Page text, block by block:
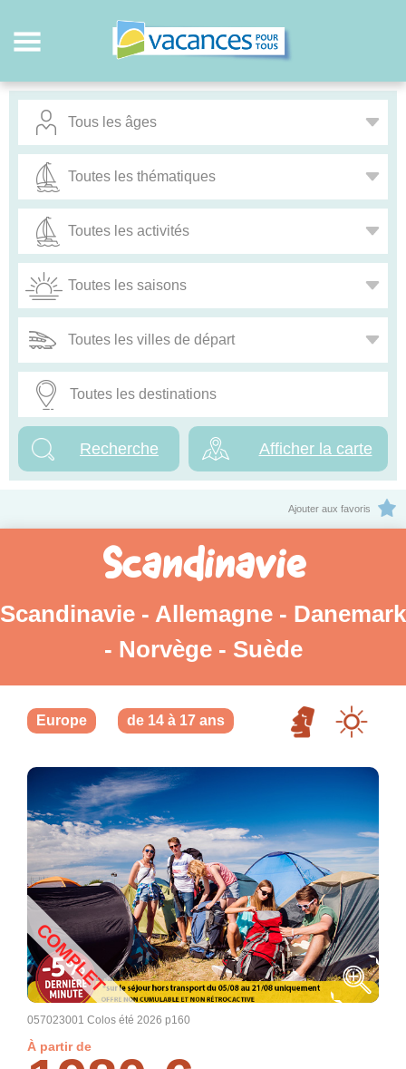
Afficher la carte
Ajouter aux favoris
Scandinavie
Scandinavie - Allemagne - Danemark
- Norvège - Suède
Europe de 14 à 17 ans
COMPLET
057023001 Colos été 2026 p160
À partir de